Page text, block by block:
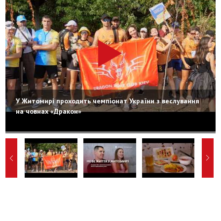
У Житомирі проходить чемпіонат України з веслування
на човнах «Дракон»